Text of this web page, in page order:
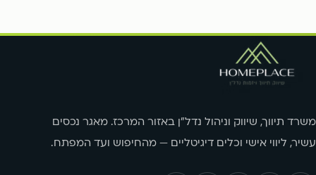
משרד תיווך, שיווק וניהול נדל"ן באזור המרכז. מאגר נכסים
עשיר, ליווי אישי וכלים דיגיטליים — מהחיפוש ועד המפתח.